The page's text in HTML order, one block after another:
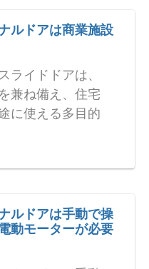
ルドアは商業施設
ライドドアは、
兼ね備え、住宅
に使える多目的
ルドアは手動で操
動モーターが必要